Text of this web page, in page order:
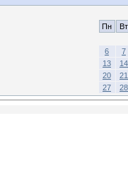
Пн Вт
6
7
13
14
20
21
27
28